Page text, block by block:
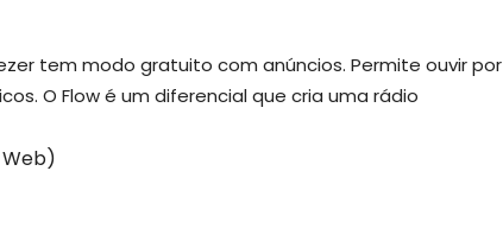
tem modo gratuito com anúncios. Permite ouvir por
O Flow é um diferencial que cria uma rádio